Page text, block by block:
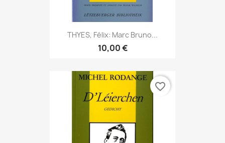
THYES, Félix: Marc Bruno...
10,00 €
favorite_border